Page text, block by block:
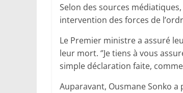
Selon des sources
intervention des forces de
Le Premier ministre a assuré
leur mort. ‘’Je tiens à vous
simple déclaration faite, comme
Auparavant, Ousmane Sonko